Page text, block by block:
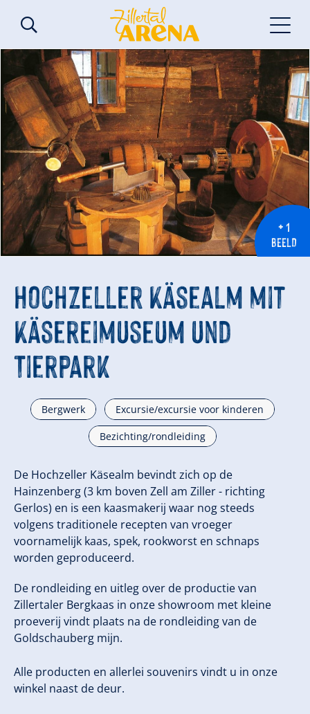
+ 1
BEELD
Hochzeller Käsealm mit
Käsereimuseum und
Tierpark
Bergwerk Excursie/excursie voor kinderen
Bezichting/rondleiding
De Hochzeller Käsealm bevindt zich op de
Hainzenberg (3 km boven Zell am Ziller - richting
Gerlos) en is een kaasmakerij waar nog steeds
volgens traditionele recepten van vroeger
voornamelijk kaas, spek, rookworst en schnaps
worden geproduceerd.
De rondleiding en uitleg over de productie van
Zillertaler Bergkaas in onze showroom met kleine
proeverij vindt plaats na de rondleiding van de
Goldschauberg mijn.
Alle producten en allerlei souvenirs vindt u in onze
winkel naast de deur.